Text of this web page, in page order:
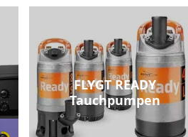
FLYGT READY
Tauchpumpen